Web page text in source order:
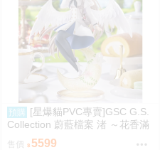
預購
[星爆貓PVC專賣]GSC G.S.
Collection 蔚藍檔案 渚 ～花香滿
溢的微笑～ 預計2027/12到貨
5599